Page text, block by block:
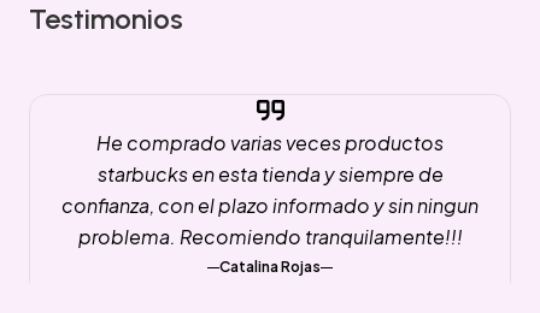
Testimonios
He comprado varias veces productos
starbucks en esta tienda y siempre de
confianza, con el plazo informado y sin ningun
problema. Recomiendo tranquilamente!!!
Catalina Rojas